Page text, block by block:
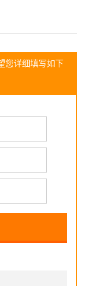
您详细填写如下